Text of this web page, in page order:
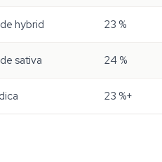
hybrid 23 %
sativa 24 %
23 %+